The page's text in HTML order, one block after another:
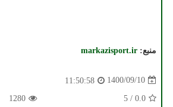
منبع: markazisport.ir
1400/09/10
11:50:58
0.0
/
5
1280